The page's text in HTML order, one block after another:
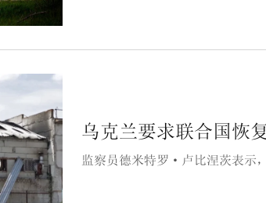
乌克兰要求联合国恢
监察员德米特罗·卢比涅茨表示